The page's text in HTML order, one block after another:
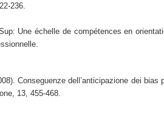
236.
Une échelle de compétences en
Conseguenze dell’anticipazione dei
13, 455-468.